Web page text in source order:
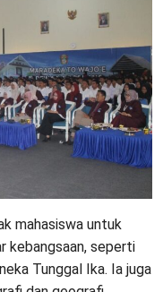
mahasiswa untuk
kebangsaan, seperti
Tunggal Ika. Ia juga